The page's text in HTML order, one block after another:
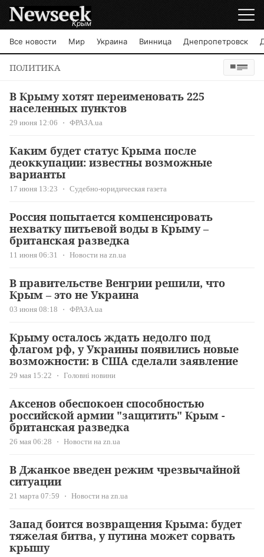
Крым
Все новости Мир Украина Винница Днепропетровск
ПОЛИТИКА
В Крыму хотят переименовать 225
населенных пунктов
29 июня 12:06 ФРАЗА.ua
Каким будет статус Крыма после
деоккупации: известны возможные
варианты
17 июня 13:23 Судебно-юридическая газета
Россия попытается компенсировать
нехватку питьевой воды в Крыму –
британская разведка
11 июня 06:31 Новости на zn.ua
В правительстве Венгрии решили, что
Крым – это не Украина
03 июня 08:18 ФРАЗА.ua
Крыму осталось ждать недолго под
флагом рф, у Украины появились новые
возможности: в США сделали заявление
29 мая 15:22 Головні новини
Аксенов обеспокоен способностью
российской армии "защитить" Крым -
британская разведка
26 мая 06:28 Новости на zn.ua
В Джанкое введен режим чрезвычайной
ситуации
21 марта 07:59 Новости на zn.ua
Запад боится возвращения Крыма: будет
тяжелая битва, у путина может сорвать
крышу